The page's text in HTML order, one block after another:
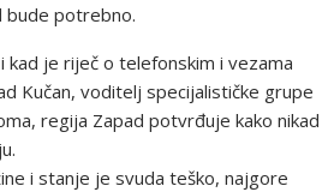
bude potrebno.
kad je riječ o telefonskim i vezama
Kučan, voditelj specijalističke grupe
regija Zapad potvrđuje kako nikad
i stanje je svuda teško, najgore